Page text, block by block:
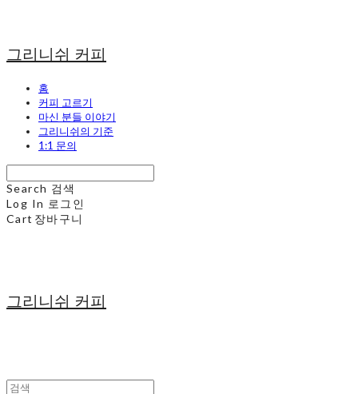
그리니쉬 커피
홈
커피 고르기
마신 분들 이야기
그리니쉬의 기준
1:1 문의
Search 검색
Log In 로그인
Cart 장바구니
그리니쉬 커피